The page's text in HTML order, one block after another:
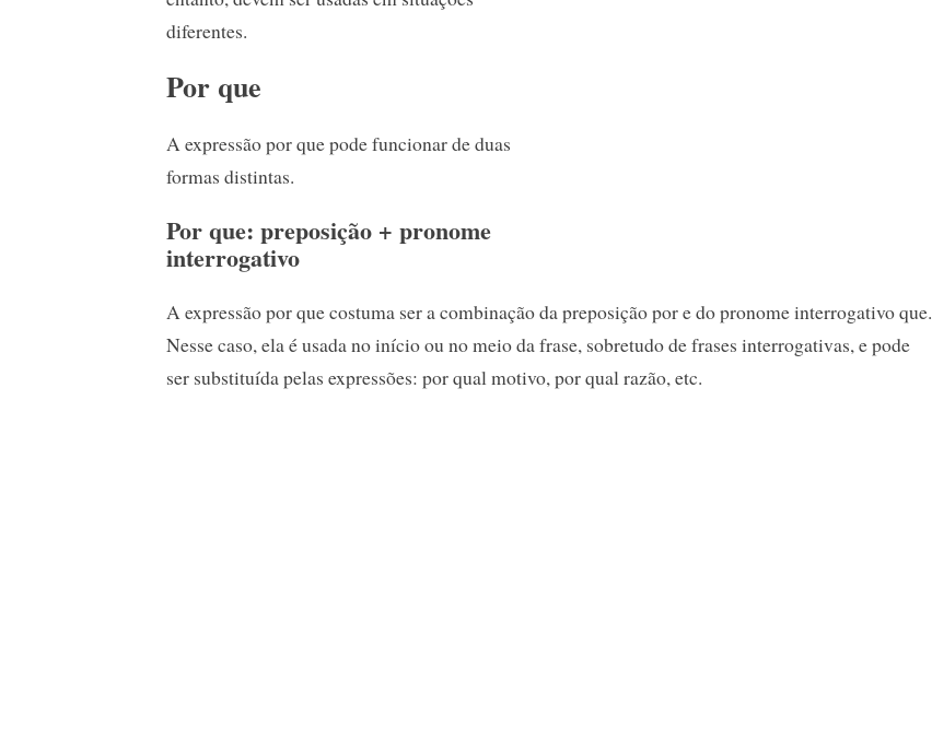
diferentes.
Por que
A expressão por que pode funcionar de duas
formas distintas.
Por que: preposição + pronome
interrogativo
A expressão por que costuma ser a combinação da preposição por e do pronome interrogativo que.
Nesse caso, ela é usada no início ou no meio da frase, sobretudo de frases interrogativas, e pode
ser substituída pelas expressões: por qual motivo, por qual razão, etc.